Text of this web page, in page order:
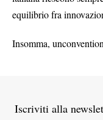
equilibrio fra
Insomma,
Iscriviti alla